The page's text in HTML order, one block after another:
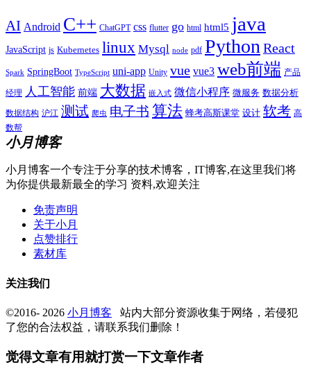
AI Android C++ ChatGPT css flutter go html html5 java
JavaScript js Kubernetes linux Mysql node pdf PythonReact
Spark SpringBoot TypeScript uni-app Unity vue vue3 web前端 产品
经理 人工智能 前端 大数据 嵌入式 微信小程序 微服务 数据分析
数据结构 沪江 测试 爬虫 电子书 算法 蜂考高斯课堂 设计 软考 高
数帮
小月博客
小月博客一个专注于分享的技术博客，IT博客,在这里我们将
为你提供最新最全的学习 资料,欢迎关注
免责声明
关于小月
点赞排行
素材库
关注我们
©2016- 2026 小月博客 站内大部分资源收集于网络，若侵犯
了您的合法权益，请联系我们删除！
觉得文章有用就打赏一下文章作者